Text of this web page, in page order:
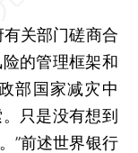
关部门磋商合
的管理框架和
部国家减灾中
只是没有想到
”前述世界银行